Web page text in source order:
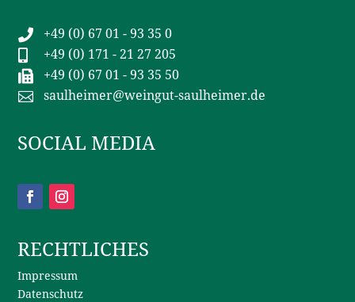
 +49 (0) 67 01 - 93 35 0
 +49 (0) 171 - 21 27 205
 +49 (0) 67 01 - 93 35 50
 saulheimer@weingut-saulheimer.de
SOCIAL MEDIA
RECHTLICHES
Impressum
Datenschutz